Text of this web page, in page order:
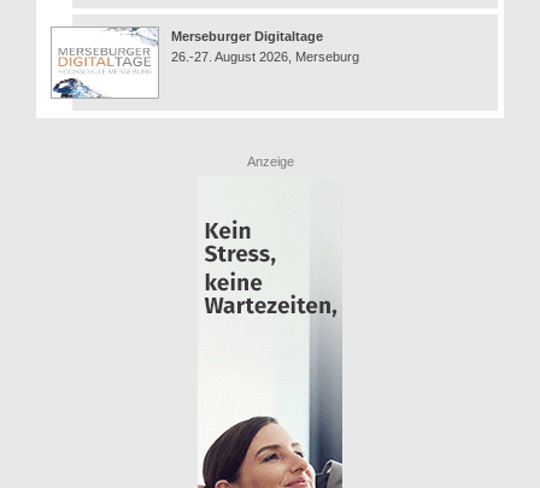
Merseburger Digitaltage
26.-27. August 2026, Merseburg
Anzeige